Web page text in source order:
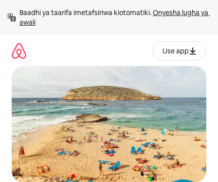
kwenda
kwenye
Baadhi ya taarifa imetafsiriwa kiotomatiki. Onyesha lugha ya
awali
Use app